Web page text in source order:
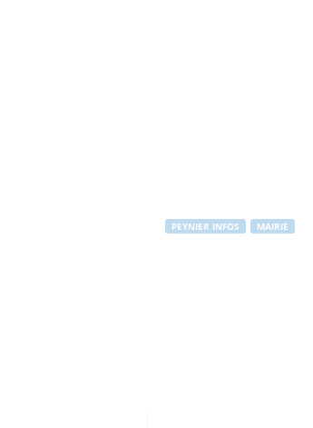
PEYNIER INFOS MAIRIE